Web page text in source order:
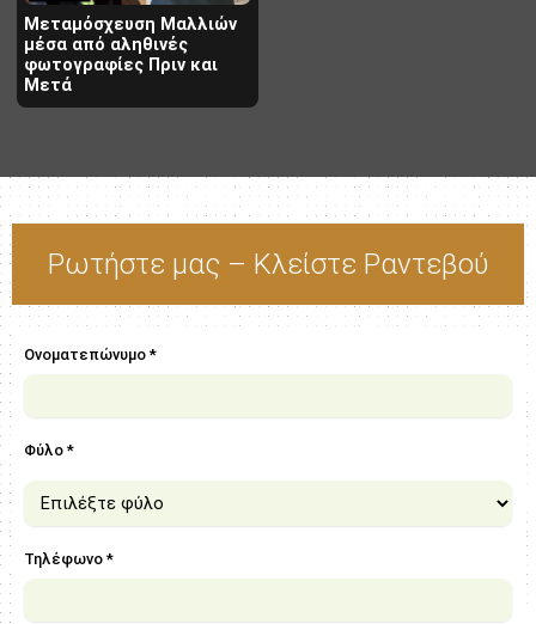
Μεταμόσχευση Μαλλιών
μέσα από αληθινές
φωτογραφίες Πριν και
Μετά
Ρωτήστε μας – Κλείστε Ραντεβού
Ονοματεπώνυμο *
Φύλο *
Τηλέφωνο *